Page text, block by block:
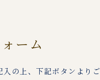
ーム
の上、下記ボタンよりご